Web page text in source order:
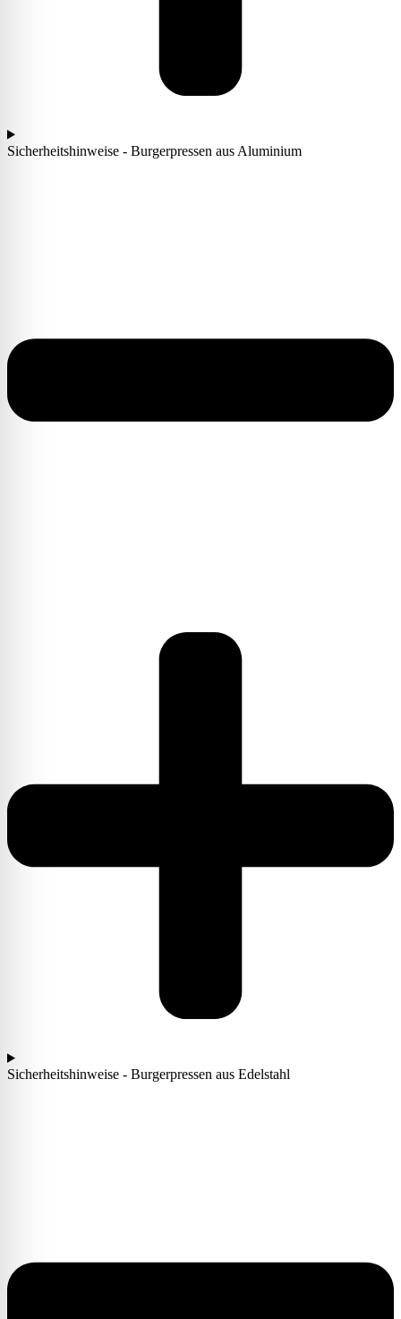
Sicherheitshinweise - Burgerpressen aus Aluminium
Sicherheitshinweise - Burgerpressen aus Edelstahl